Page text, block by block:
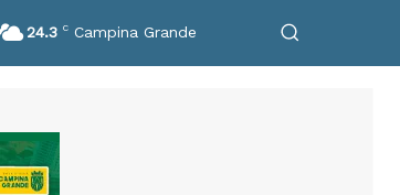
24.3 C Campina Grande